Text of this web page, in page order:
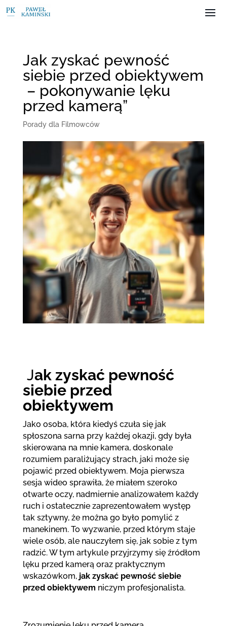
Jak zyskać pewność
siebie przed obiektywem
– pokonywanie lęku
przed kamerą”
Porady dla Filmowców
Jak zyskać pewność
siebie przed
obiektywem
Jako osoba, która kiedyś czuła się jak
spłoszona sarna przy każdej okazji, gdy była
skierowana na mnie kamera, doskonale
rozumiem paraliżujący strach, jaki może się
pojawić przed obiektywem. Moja pierwsza
sesja wideo sprawiła, że miałem szeroko
otwarte oczy, nadmiernie analizowałem każdy
ruch i ostatecznie zaprezentowałem występ
tak sztywny, że można go było pomylić z
manekinem. To wyzwanie, przed którym staje
wiele osób, ale nauczyłem się, jak sobie z tym
radzić. W tym artykule przyjrzymy się źródłom
lęku przed kamerą oraz praktycznym
wskazówkom, jak zyskać pewność siebie
przed obiektywem niczym profesjonalista.